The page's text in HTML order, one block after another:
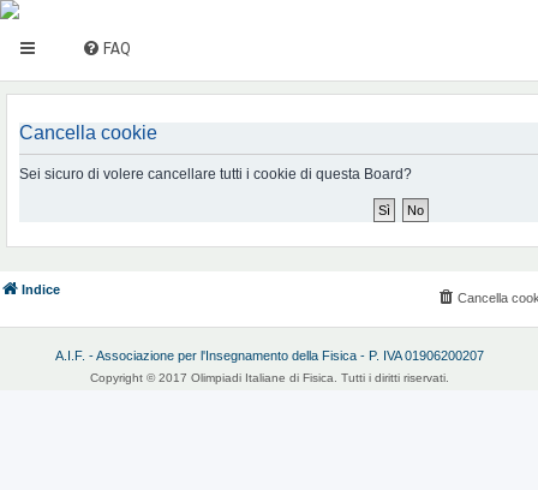
FAQ
Cancella cookie
Sei sicuro di volere cancellare tutti i cookie di questa Board?
Indice
Cancella
A.I.F. - Associazione per l'Insegnamento della Fisica - P. IVA 01906200207
Copyright © 2017 Olimpiadi Italiane di Fisica. Tutti i diritti riservati.